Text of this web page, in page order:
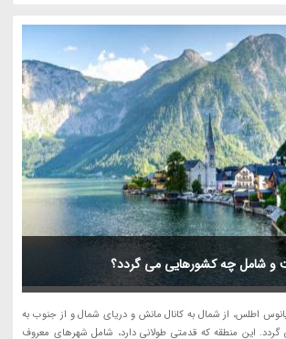
و شامل چه کشورهایی می گردد؟
اطلس، از شمال به کانال مانش و دریای شمال و از جنوب به
این منطقه که قدمتی طولانی دارد، شامل شهرهای معروف